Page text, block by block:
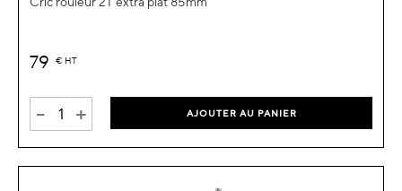
79 € HT
- + AJOUTER AU PANIER